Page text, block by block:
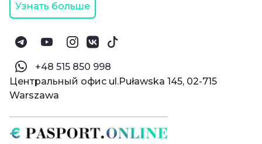
Узнать больше
‪+48 515 850 998‬
Центральный офис ul.Puławska 145, 02-715
Warszawa